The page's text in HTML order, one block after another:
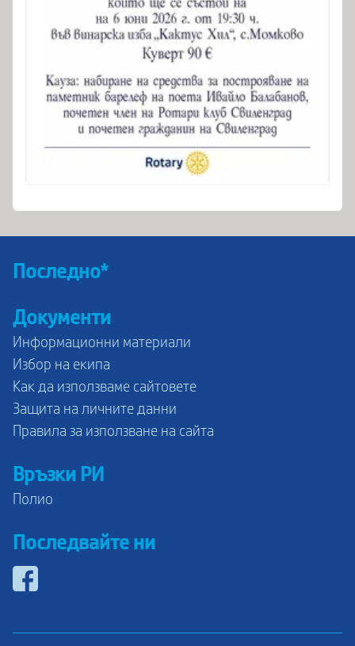
Последно*
Документи
Информационни материали
Избор на екипа
Как да използваме сайтовете
Защита на личните данни
Правила за използване на сайта
Връзки РИ
Полио
Последвайте ни